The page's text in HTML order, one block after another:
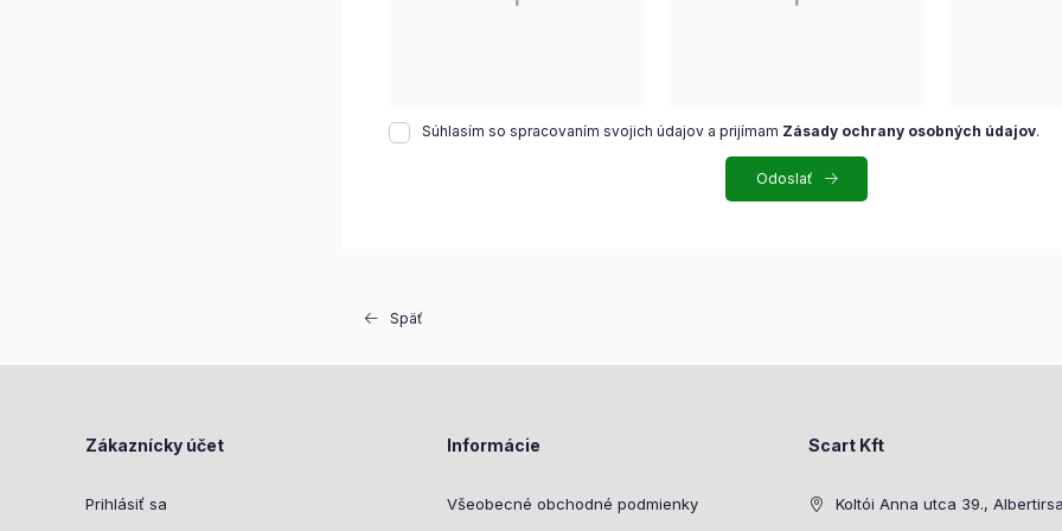
Súhlasím so spracovaním svojich údajov a prijímam Zásady ochrany osobných údajov.
Odoslať
Späť
Zákaznícky účet
Prihlásiť sa
Informácie
Všeobecné obchodné podmienky
Scart Kft
Koltói Anna utca 39.,